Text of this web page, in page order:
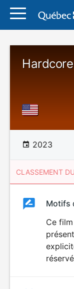
2023
CLASSEMENT
Classement
Motifs
Ce